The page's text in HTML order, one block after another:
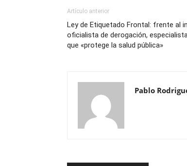
Artículo anterior
Ley de Etiquetado Frontal: frente al
oficialista de derogación,
que «protege la salud pública»
Pablo